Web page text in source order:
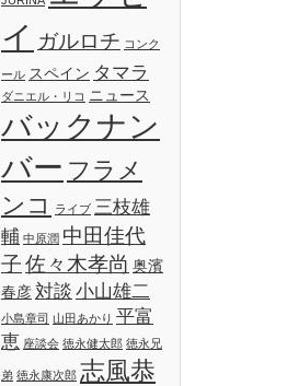
イ ガルロチ コンク
ール スペイン タマラ
ダニエル・リコ ニュース
バックナン
バー フラメ
ンコ
ライブ 三枝雄
輔 中原潤 中田佳代
子佐々木孝尚 奥濱
春彦対談 小山雄二
小島章司 山田あかり 平富
恵 座談会 徳永健太郎 徳永兄
弟 徳永康次郎 志風恭